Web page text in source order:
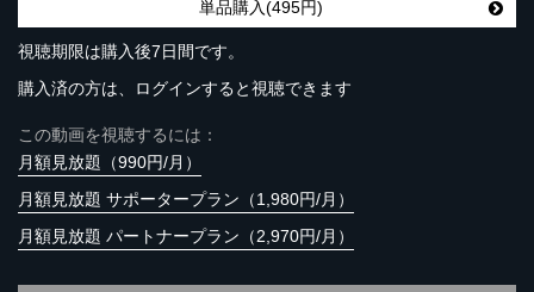
単品購入(495円)
視聴期限は購入後7日間です。
購入済の方は、ログインすると視聴できます
この動画を視聴するには：
月額見放題（990円/月）
月額見放題 サポータープラン（1,980円/月）
月額見放題 パートナープラン（2,970円/月）